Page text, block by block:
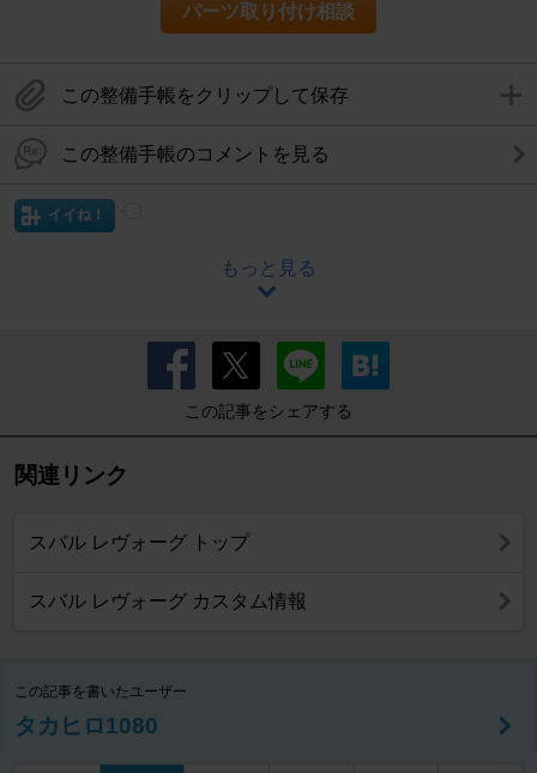
パーツ取り付け相談
この整備手帳をクリップして保存
この整備手帳のコメントを見る
イイね！
もっと見る
この記事をシェアする
関連リンク
スバル レヴォーグ トップ
スバル レヴォーグ カスタム情報
この記事を書いたユーザー
タカヒロ1080